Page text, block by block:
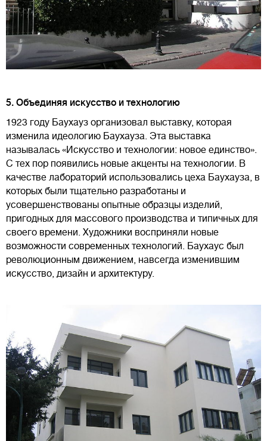
5. Объединяя искусство и технологию
1923 году Баухауз организовал выставку, которая
изменила идеологию Баухауза. Эта выставка
называлась «Искусство и технологии: новое единство».
С тех пор появились новые акценты на технологии. В
качестве лабораторий использовались цеха Баухауза, в
которых были тщательно разработаны и
усовершенствованы опытные образцы изделий,
пригодных для массового производства и типичных для
своего времени. Художники восприняли новые
возможности современных технологий. Баухаус был
революционным движением, навсегда изменившим
искусство, дизайн и архитектуру.